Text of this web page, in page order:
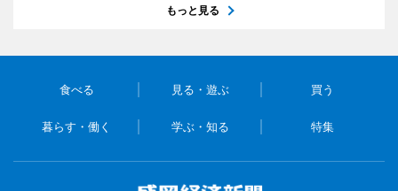
もっと見る
食べる 見る・遊ぶ 買う
暮らす・働く 学ぶ・知る 特集